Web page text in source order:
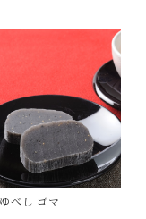
べし ゴマ